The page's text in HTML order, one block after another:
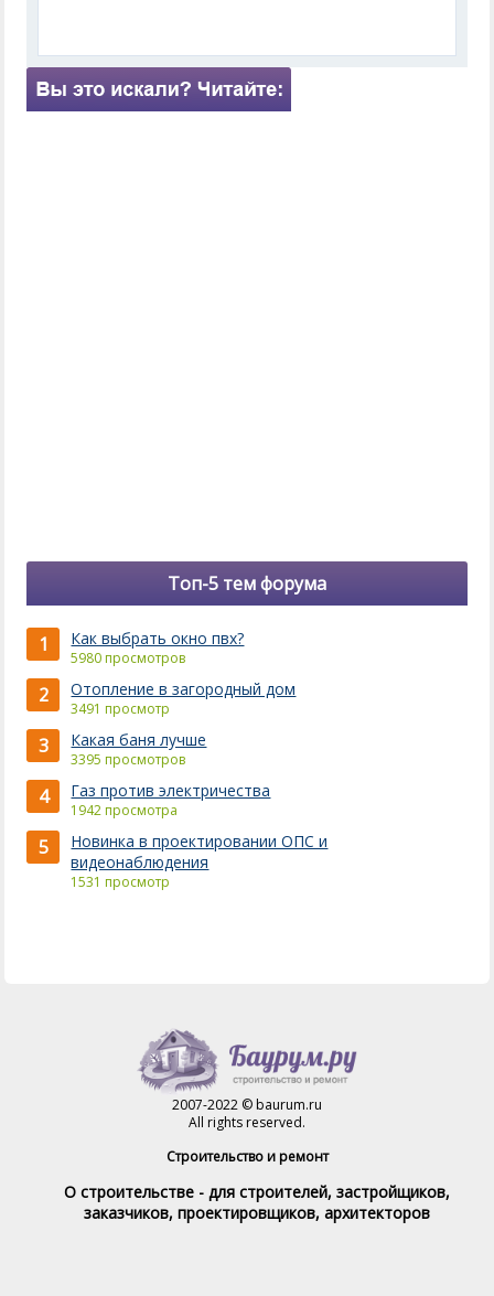
Топ-5 тем форума
1 Как выбрать окно пвх?
5980 просмотров
2 Отопление в загородный дом
3491 просмотр
3 Какая баня лучше
3395 просмотров
4 Газ против электричества
1942 просмотра
5
Новинка в проектировании ОПС и
видеонаблюдения
1531 просмотр
2007-2022 © baurum.ru
All rights reserved.
Строительство и ремонт
О строительстве - для строителей, застройщиков,
заказчиков, проектировщиков, архитекторов